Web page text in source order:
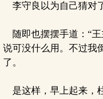
李守良以为自己猜对
随即也摆摆手道：“王
说可没什么用。不过我
了。
是这样，早上起来，